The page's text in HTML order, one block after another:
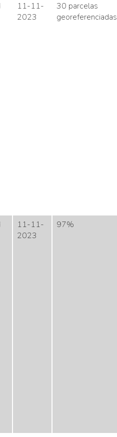
11-11-
2023
30 parcelas
georeferenciadas
11-11-
2023
97%